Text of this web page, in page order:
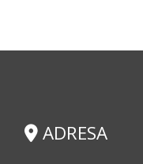
ADRESA